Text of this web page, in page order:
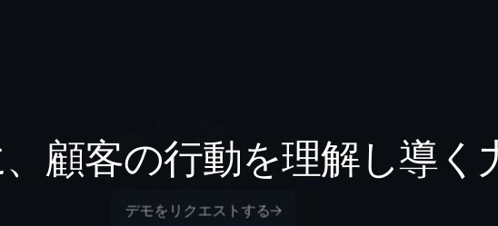
顧客の行動を理解し導く
デモをリクエストする